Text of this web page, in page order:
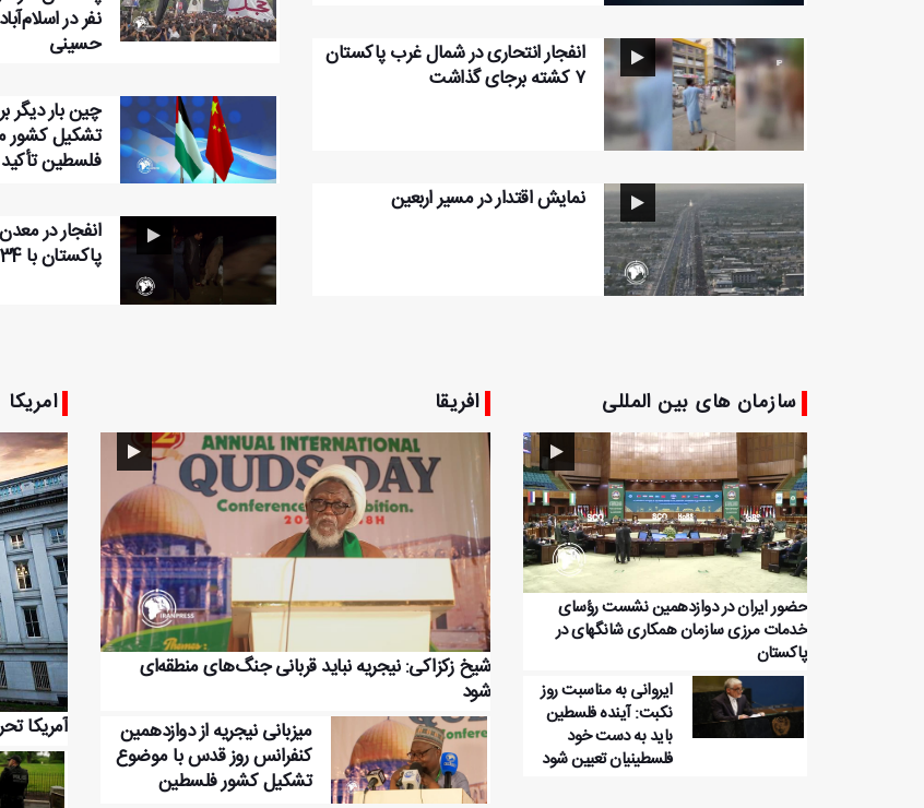
انفجار انتحاری در شمال غرب پاکستان
۷ کشته برجای گذاشت
نمایش اقتدار در مسیر اربعین
نفر در
حسینی
چین بار دیگر
تشکیل کشور
فلسطین
انفجار در
پاکستان با 34 کشته
سازمان های بین المللی
حضور ایران در دوازدهمین نشست رؤسای
خدمات مرزی سازمان همکاری شانگهای در
پاکستان
ایروانی به مناسبت روز
نکبت: آینده فلسطین
باید به دست خود
فلسطینیان تعیین شود
افریقا
شیخ زکزاکی: نیجریه نباید قربانی جنگ‌های منطقه‌ای
شود
میزبانی نیجریه از دوازدهمین
کنفرانس روز قدس با موضوع
تشکیل کشور فلسطین
امریکا
آمریکا